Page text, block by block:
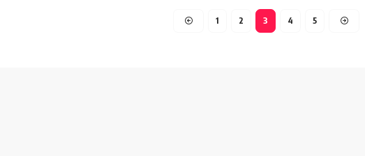
1 2 3 4 5